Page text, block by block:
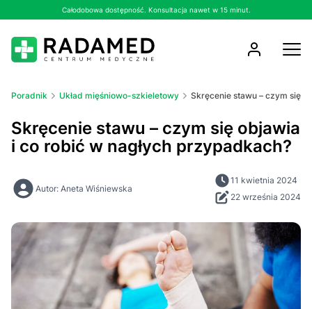
Całodobowa dostępność. Konsultacja nawet w 15 minut.
Poradnik Układ mięśniowo-szkieletowy Skręcenie stawu – czym się
Skręcenie stawu – czym się objawia
i co robić w nagłych przypadkach?
Autor: Aneta Wiśniewska
11 kwietnia 2024
22 września 2024